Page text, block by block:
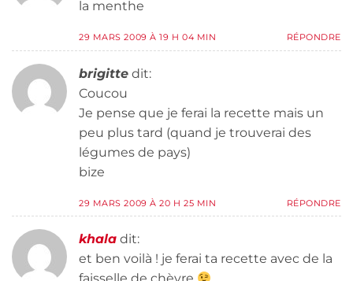
la menthe
29 MARS 2009 À 19 H 04 MIN RÉPONDRE
brigitte dit:
Coucou
Je pense que je ferai la recette mais un
peu plus tard (quand je trouverai des
légumes de pays)
bize
29 MARS 2009 À 20 H 25 MIN RÉPONDRE
khala dit:
et ben voilà ! je ferai ta recette avec de la